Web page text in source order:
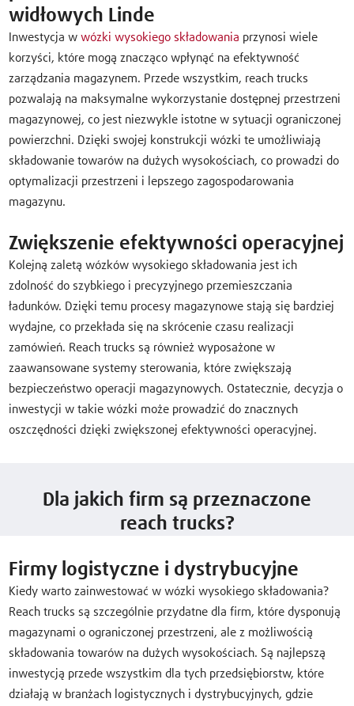
widłowych Linde
Inwestycja wwózki wysokiego składowania przynosi wiele
korzyści, które mogą znacząco wpłynąć na efektywność
zarządzania magazynem. Przede wszystkim, reach trucks
pozwalają na maksymalne wykorzystanie dostępnej przestrzeni
magazynowej, co jest niezwykle istotne w sytuacji ograniczonej
powierzchni. Dzięki swojej konstrukcji wózki te umożliwiają
składowanie towarów na dużych wysokościach, co prowadzi do
optymalizacji przestrzeni i lepszego zagospodarowania
magazynu.
Zwiększenie efektywności operacyjnej
Kolejną zaletą wózków wysokiego składowania jest ich
zdolność do szybkiego i precyzyjnego przemieszczania
ładunków. Dzięki temu procesy magazynowe stają się bardziej
wydajne, co przekłada się na skrócenie czasu realizacji
zamówień. Reach trucks są również wyposażone w
zaawansowane systemy sterowania, które zwiększają
bezpieczeństwo operacji magazynowych. Ostatecznie, decyzja o
inwestycji w takie wózki może prowadzić do znacznych
oszczędności dzięki zwiększonej efektywności operacyjnej.
Dla jakich firm są przeznaczone
reach trucks?
Firmy logistyczne i dystrybucyjne
Kiedy warto zainwestować w wózki wysokiego składowania?
Reach trucks są szczególnie przydatne dla firm, które dysponują
magazynami o ograniczonej przestrzeni, ale z możliwością
składowania towarów na dużych wysokościach. Są najlepszą
inwestycją przede wszystkim dla tych przedsiębiorstw, które
działają w branżach logistycznych i dystrybucyjnych, gdzie